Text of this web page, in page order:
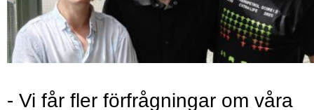
- Vi får fler förfrågningar om våra